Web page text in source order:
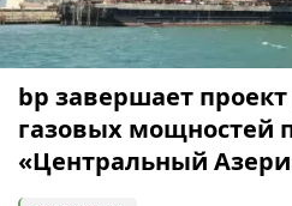
bp завершает
газовых мощностей
«Центральный